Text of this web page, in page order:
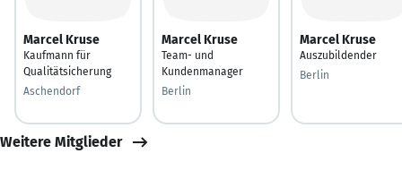
Marcel Kruse
Kaufmann für
Qualitätsicherung
Aschendorf
Marcel Kruse
Team- und
Kundenmanager
Berlin
Marcel Kruse
Auszubildender
Berlin
Weitere Mitglieder